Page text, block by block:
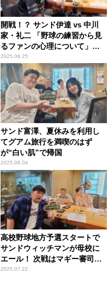
開戦！？ サンド伊達 vs 中川
家・礼二 「野球の練習から見
るファンの心理について」互
いの意見をぶつけ合う
2025.08.25
サンド富澤、夏休みを利用し
てグアム旅行を満喫のはず
が“白い肌”で帰国
2025.08.04
高校野球地方予選スタートで
サンドウィッチマンが母校に
エール！ 次戦はマギー審司の
母校で闘志メラメラ
2025.07.22